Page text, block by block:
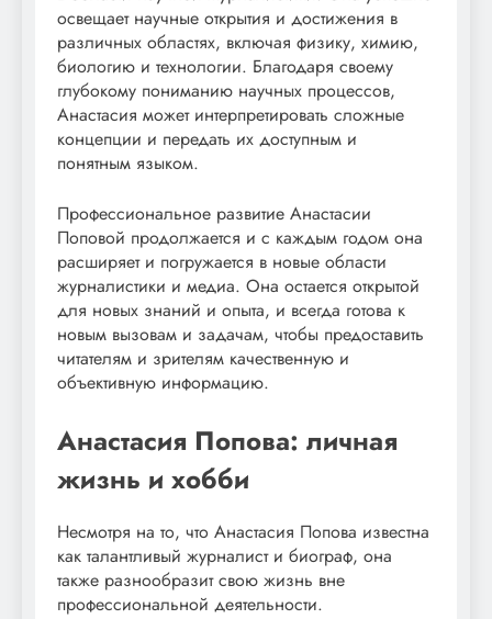
освещает научные открытия и достижения в
различных областях, включая физику, химию,
биологию и технологии. Благодаря своему
глубокому пониманию научных процессов,
Анастасия может интерпретировать сложные
концепции и передать их доступным и
понятным языком.
Профессиональное развитие Анастасии
Поповой продолжается и с каждым годом она
расширяет и погружается в новые области
журналистики и медиа. Она остается открытой
для новых знаний и опыта, и всегда готова к
новым вызовам и задачам, чтобы предоставить
читателям и зрителям качественную и
объективную информацию.
Анастасия Попова: личная
жизнь и хобби
Несмотря на то, что Анастасия Попова известна
как талантливый журналист и биограф, она
также разнообразит свою жизнь вне
профессиональной деятельности.